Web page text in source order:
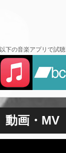
以下の音楽アプリで試聴
動画・MV